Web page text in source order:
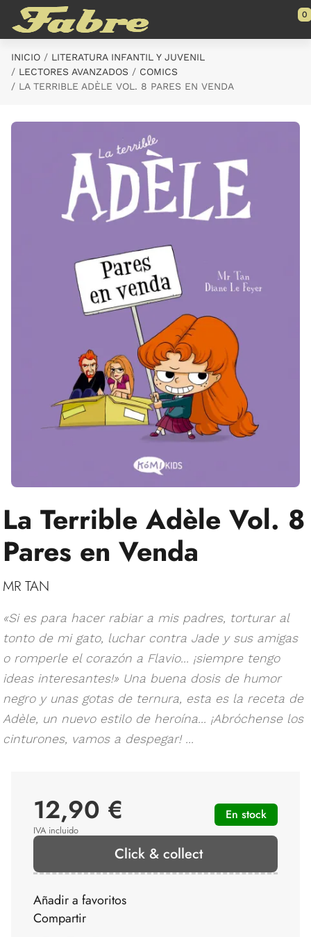
Saltar al contenido principal
0
INICIO
LITERATURA INFANTIL Y JUVENIL
LECTORES AVANZADOS
COMICS
LA TERRIBLE ADÈLE VOL. 8 PARES EN VENDA
La Terrible Adèle Vol. 8
Pares en Venda
MR TAN
«Si es para hacer rabiar a mis padres, torturar al
tonto de mi gato, luchar contra Jade y sus amigas
o romperle el corazón a Flavio... ¡siempre tengo
ideas interesantes!» Una buena dosis de humor
negro y unas gotas de ternura, esta es la receta de
Adèle, un nuevo estilo de heroína... ¡Abróchense los
cinturones, vamos a despegar! ...
12,90 €
IVA incluido
En stock
Click & collect
Añadir a favoritos
Compartir